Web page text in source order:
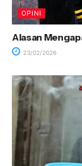
OPINI
Alasan
23/02/2026